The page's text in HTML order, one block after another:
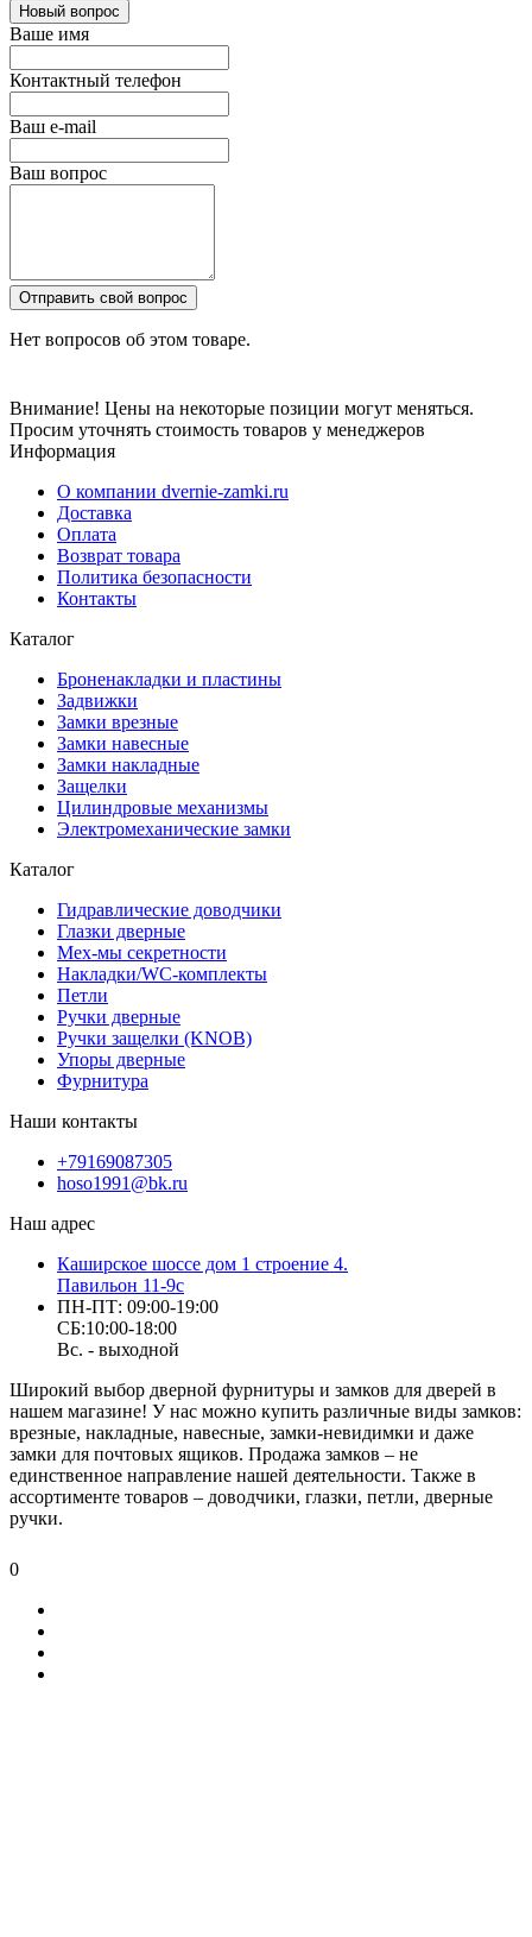
Новый вопрос
Ваше имя
Контактный телефон
Ваш e-mail
Ваш вопрос
Отправить свой вопрос
Нет вопросов об этом товаре.
Внимание! Цены на некоторые позиции могут меняться.
Просим уточнять стоимость товаров у менеджеров
Информация
О компании dvernie-zamki.ru
Доставка
Оплата
Возврат товара
Политика безопасности
Контакты
Каталог
Броненакладки и пластины
Задвижки
Замки врезные
Замки навесные
Замки накладные
Защелки
Цилиндровые механизмы
Электромеханические замки
Каталог
Гидравлические доводчики
Глазки дверные
Мех-мы секретности
Накладки/WC-комплекты
Петли
Ручки дверные
Ручки защелки (KNOB)
Упоры дверные
Фурнитура
Наши контакты
+79169087305
hoso1991@bk.ru
Наш адрес
Каширское шоссе дом 1 строение 4.
Павильон 11-9с
ПН-ПТ: 09:00-19:00
СБ:10:00-18:00
Вс. - выходной
Широкий выбор дверной фурнитуры и замков для дверей в
нашем магазине! У нас можно купить различные виды замков:
врезные, накладные, навесные, замки-невидимки и даже
замки для почтовых ящиков. Продажа замков – не
единственное направление нашей деятельности. Также в
ассортименте товаров – доводчики, глазки, петли, дверные
ручки.
0